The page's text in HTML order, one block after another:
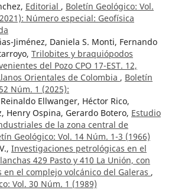
Editorial , Boletín Geológico: Vol.
Número especial: Geofísica
Jiménez, Daniela S. Monti, Fernando
Trilobites y braquiópodos
del Pozo CPO 17-EST. 12,
Orientales de Colombia , Boletín
Núm. 1 (2025):
Ellwanger, Héctor Rico,
Henry Ospina, Gerardo Botero, Estudio
de la zona central de
Geológico: Vol. 14 Núm. 1-3 (1966)
Investigaciones petrológicas en el
429 Pasto y 410 La Unión, con
en el complejo volcánico del Galeras ,
Vol. 30 Núm. 1 (1989)